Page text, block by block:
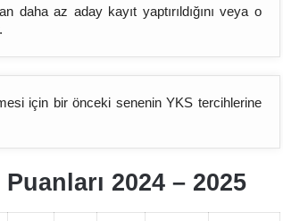
daha az aday kayıt yaptırıldığını veya o
için bir önceki senenin YKS tercihlerine
2024 – 2025